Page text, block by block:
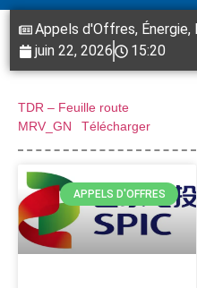
Appels d'Offres, Énergie,
juin 22, 2026
15:20
TDR – Feuille route
MRV_GN
Télécharger
APPELS D'OFFRES